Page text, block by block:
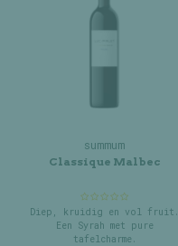
summum
Classique Malbec
Diep, kruidig en vol fruit.
Een Syrah met pure
tafelcharme.